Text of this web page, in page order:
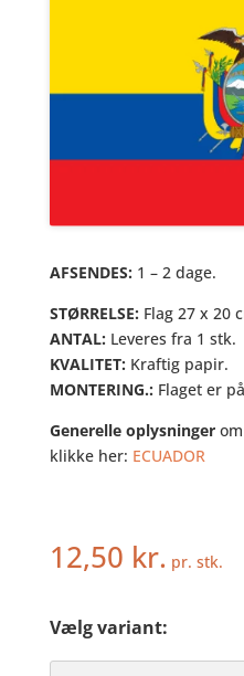
AFSENDES: 1 – 2 dage.
STØRRELSE: Flag 27 x 20
ANTAL: Leveres fra 1 stk.
KVALITET: Kraftig papir.
MONTERING.: Flaget er
Generelle oplysningerom
klikke her: ECUADOR
12,50 kr. pr. stk.
Vælg variant: